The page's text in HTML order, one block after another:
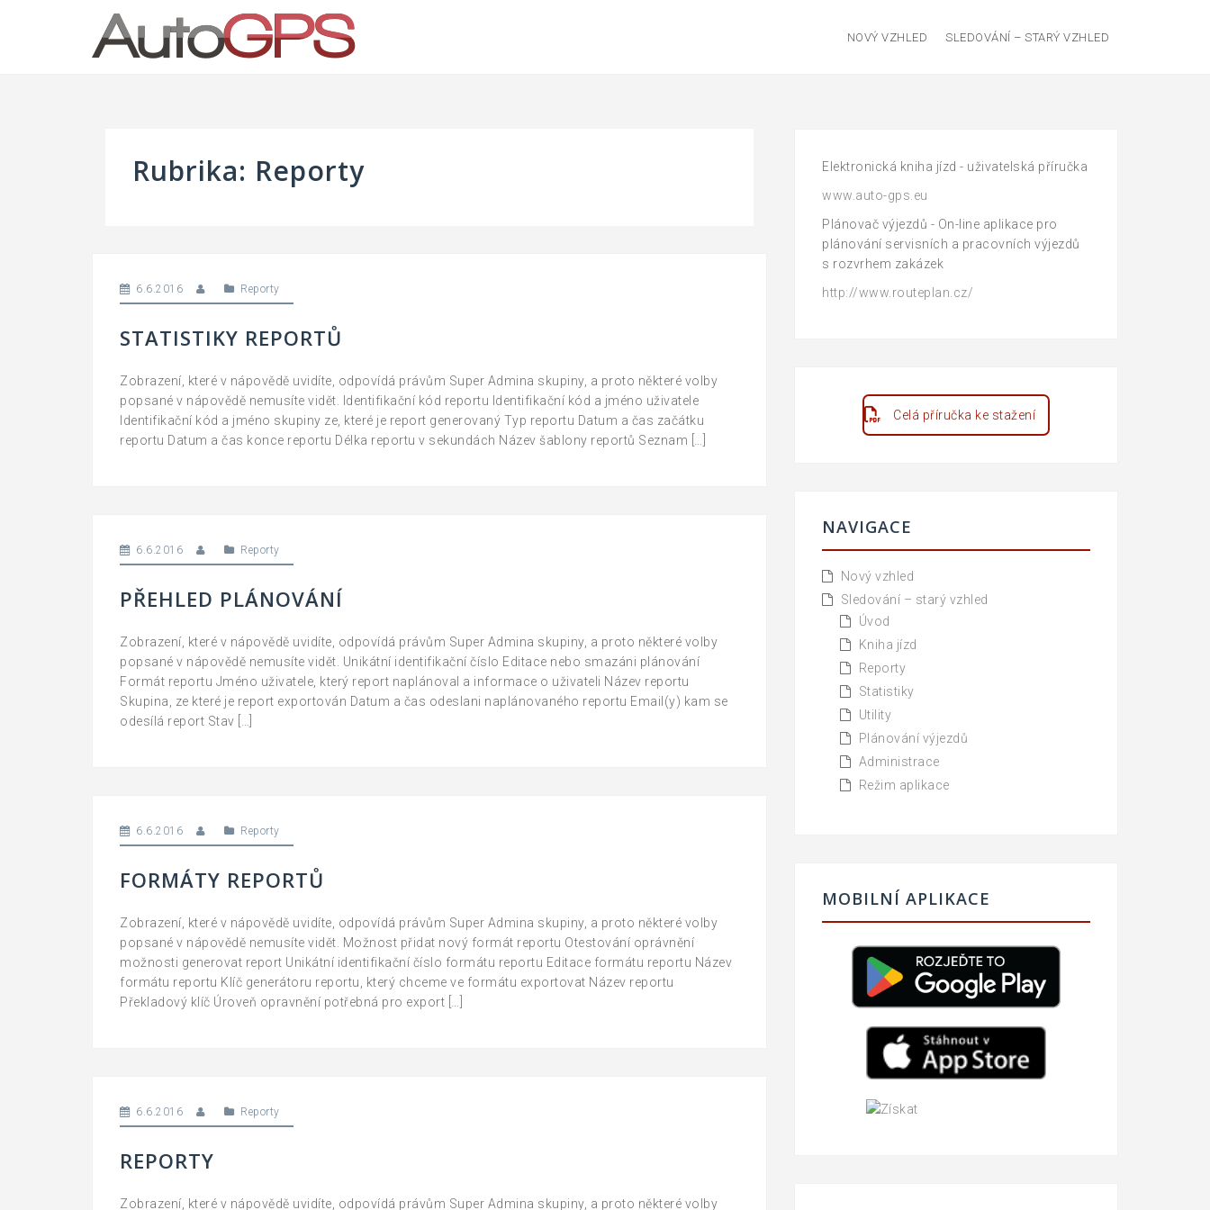
NOVÝ VZHLED SLEDOVÁNÍ – STARÝ VZHLED
Rubrika: Reporty
6.6.2016 Reporty
STATISTIKY REPORTŮ
Zobrazení, které v nápovědě uvidíte, odpovídá právům Super Admina skupiny, a proto některé volby
popsané v nápovědě nemusíte vidět. Identifikační kód reportu Identifikační kód a jméno uživatele
Identifikační kód a jméno skupiny ze, které je report generovaný Typ reportu Datum a čas začátku
reportu Datum a čas konce reportu Délka reportu v sekundách Název šablony reportů Seznam […]
6.6.2016 Reporty
PŘEHLED PLÁNOVÁNÍ
Zobrazení, které v nápovědě uvidíte, odpovídá právům Super Admina skupiny, a proto některé volby
popsané v nápovědě nemusíte vidět. Unikátní identifikační číslo Editace nebo smazáni plánování
Formát reportu Jméno uživatele, který report naplánoval a informace o uživateli Název reportu
Skupina, ze které je report exportován Datum a čas odeslani naplánovaného reportu Email(y) kam se
odesílá report Stav […]
6.6.2016 Reporty
FORMÁTY REPORTŮ
Zobrazení, které v nápovědě uvidíte, odpovídá právům Super Admina skupiny, a proto některé volby
popsané v nápovědě nemusíte vidět. Možnost přidat nový formát reportu Otestování oprávnění
možnosti generovat report Unikátní identifikační číslo formátu reportu Editace formátu reportu Název
formátu reportu Klíč generátoru reportu, který chceme ve formátu exportovat Název reportu
Překladový klíč Úroveň opravnění potřebná pro export […]
6.6.2016 Reporty
REPORTY
Zobrazení, které v nápovědě uvidíte, odpovídá právům Super Admina skupiny, a proto některé volby
Elektronická kniha jízd - uživatelská příručka
www.auto-gps.eu
Plánovač výjezdů - On-line aplikace pro
plánování servisních a pracovních výjezdů
s rozvrhem zakázek
http://www.routeplan.cz/
Celá příručka ke stažení
NAVIGACE
Nový vzhled
Sledování – starý vzhled
Úvod
Kniha jízd
Reporty
Statistiky
Utility
Plánování výjezdů
Administrace
Režim aplikace
MOBILNÍ APLIKACE